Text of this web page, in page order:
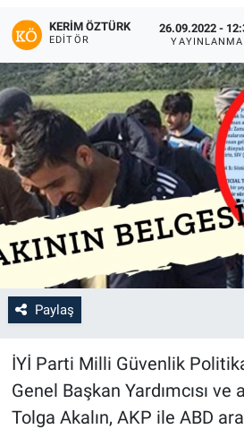
KERIM ÖZTÜRK
EDITÖR
26.09.2022 -
YAYINLANMA
Paylaş
İYİ Parti Milli Güvenlik
Genel Başkan Yardımcısı
Tolga Akalın, AKP ile ABD